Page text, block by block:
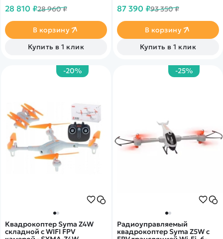
стабилизацией EIS. Время
Дальность более 600
метров. Скорость полета до
40 км/ч!
28 810 ₽28 960 ₽
В корзину
Купить в 1 клик
препятствий по 3-м
видео и трансляция 1080p
на смартфон.
87 390 ₽93 350 ₽
В корзину
Купить в 1 клик
-20%
Квадрокоптер Syma Z4W
складной с WIFI FPV
-25%
Радиоуправляемый
квадрокоптер Syma Z5W с